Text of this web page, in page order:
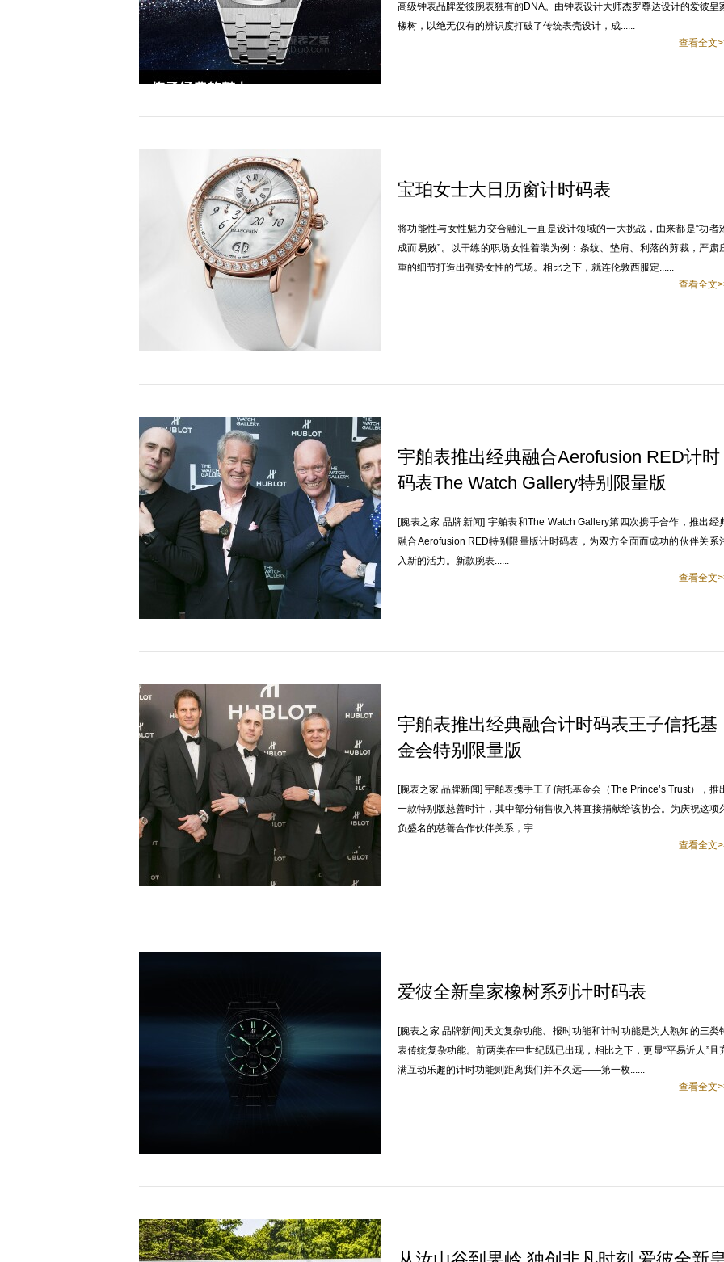
高级钟表品牌爱彼腕表独有的DNA。由钟表设计大师杰罗尊达设计的爱彼皇
橡树，以绝无仅有的辨识度打破了传统表壳设计，成......
查看全文
宝珀女士大日历窗计时码表
将功能性与女性魅力交合融汇一直是设计领域的一大挑战，由来都是“功者
成而易败”。以干练的职场女性着装为例：条纹、垫肩、利落的剪裁，严肃
重的细节打造出强势女性的气场。相比之下，就连伦敦西服定......
查看全文
宇舶表推出经典融合Aerofusion RED计时
码表The Watch Gallery特别限量版
[腕表之家 品牌新闻] 宇舶表和The Watch Gallery第四次携手合作，推出经
融合Aerofusion RED特别限量版计时码表，为双方全面而成功的伙伴关系
入新的活力。新款腕表......
查看全文
宇舶表推出经典融合计时码表王子信托基
金会特别限量版
[腕表之家 品牌新闻] 宇舶表携手王子信托基金会（The Prince’s Trust），推
一款特别版慈善时计，其中部分销售收入将直接捐献给该协会。为庆祝这项
负盛名的慈善合作伙伴关系，宇......
查看全文
爱彼全新皇家橡树系列计时码表
[腕表之家 品牌新闻]天文复杂功能、报时功能和计时功能是为人熟知的三类
表传统复杂功能。前两类在中世纪既已出现，相比之下，更显“平易近人”且
满互动乐趣的计时功能则距离我们并不久远——第一枚......
查看全文